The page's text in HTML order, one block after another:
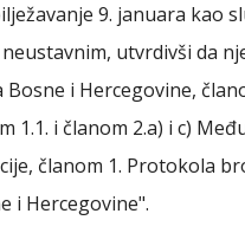
9. januara kao
utvrdivši da
i Hercegovine,
1.1. i članom 2.a) i c)
članom 1. Protokola
i Hercegovine".